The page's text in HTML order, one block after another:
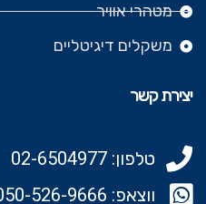
מטהרי אוויר
משקלים דיגיטליים
יצירת קשר
טלפון: 02-6504977
ווצאפ: 050-526-9666‬